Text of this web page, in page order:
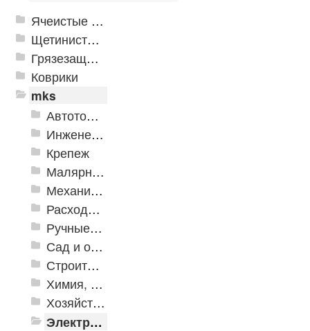
Ячеистые грязезащитные покрытия
Щетинистые покрытия
Грязезащитные, влаговпитывающие покрытия
Коврики
mks
Автотовары
Инженерная сантехника и инструменты
Крепеж
Малярно-штукатурные инструменты
Механизированные инструменты
Расходные инструменты
Ручные инструменты
Сад и огород
Строительная Химия и принадлежности
Химия, крепеж, СИЗ
Хозяйственные принадлежности
Электрика и свет